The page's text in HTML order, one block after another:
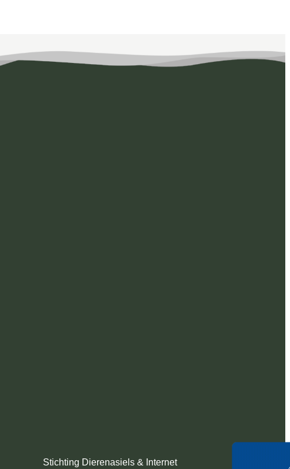
Stichting Dierenasiels & Internet